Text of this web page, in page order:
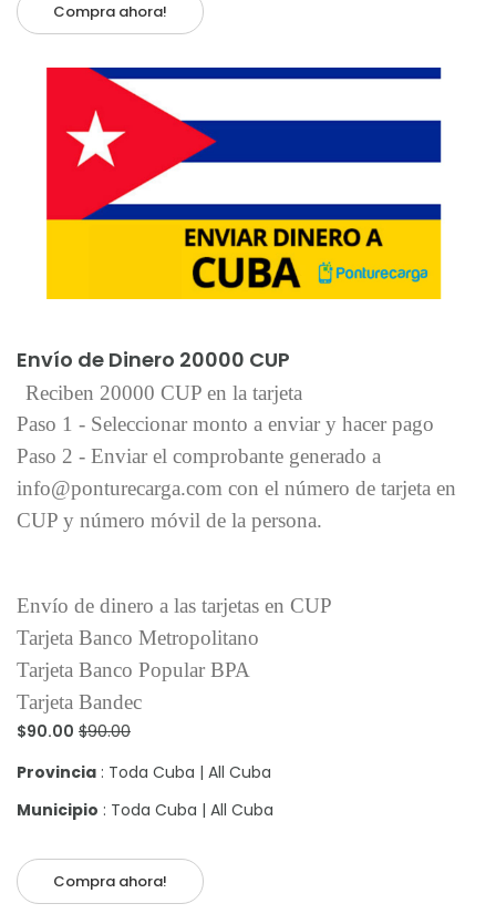
Compra ahora!
Envío de Dinero 20000 CUP
Reciben 20000 CUP en la tarjeta
Paso 1 - Seleccionar monto a enviar y hacer pago
Paso 2 - Enviar el comprobante generado a
info@ponturecarga.com con el número de tarjeta en
CUP y número móvil de la persona.
Envío de dinero a las tarjetas en CUP
Tarjeta Banco Metropolitano
Tarjeta Banco Popular BPA
Tarjeta Bandec
$90.00 $90.00
Provincia : Toda Cuba | All Cuba
Municipio : Toda Cuba | All Cuba
Compra ahora!